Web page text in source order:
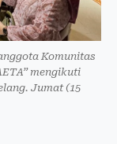
Komunitas
mengikuti
Jumat (15